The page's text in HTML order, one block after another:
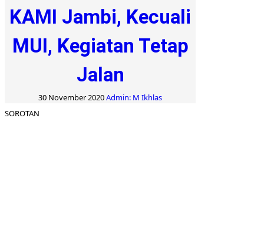
KAMI Jambi, Kecuali
MUI, Kegiatan Tetap
Jalan
30 November 2020Admin: M Ikhlas
SOROTAN